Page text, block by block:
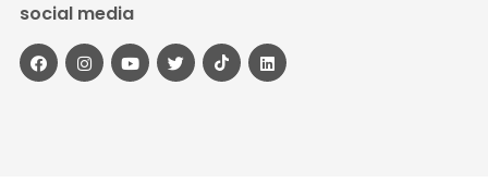
social media